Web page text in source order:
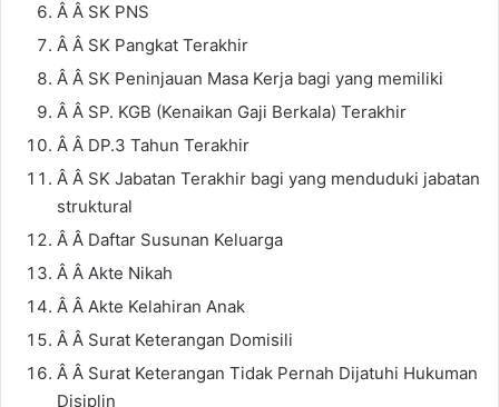
Â Â SK PNS
Â Â SK Pangkat Terakhir
Â Â SK Peninjauan Masa Kerja bagi yang memiliki
Â Â SP. KGB (Kenaikan Gaji Berkala) Terakhir
Â Â DP.3 Tahun Terakhir
Â Â SK Jabatan Terakhir bagi yang menduduki jabatan
struktural
Â Â Daftar Susunan Keluarga
Â Â Akte Nikah
Â Â Akte Kelahiran Anak
Â Â Surat Keterangan Domisili
Â Â Surat Keterangan Tidak Pernah Dijatuhi Hukuman
Disiplin